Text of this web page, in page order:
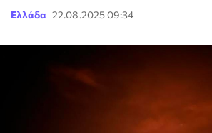
Ελλάδα 22.08.2025 09:34